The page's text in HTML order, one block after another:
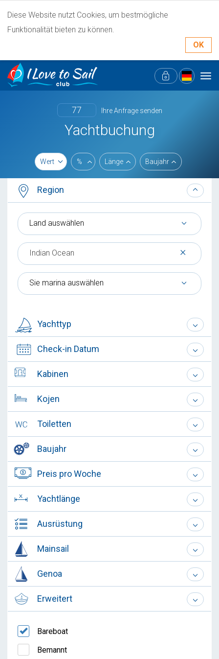
Diese Website nutzt Cookies, um bestmögliche
Funktionalität bieten zu können.
OK
77 Ihre Anfrage senden
Yachtbuchung
Wert % Länge Baujahr
Region
Land auswählen
×
Indian Ocean
Sie marina auswählen
Yachttyp
Check-in Datum
Kabinen
Kojen
Toiletten
Baujahr
Preis pro Woche
Yachtlänge
Ausrüstung
Mainsail
Genoa
Erweitert
Bareboat
Bemannt